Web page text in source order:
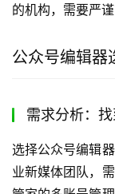
的机构，需要严
公众号编辑器
需求分析：
选择公众号编辑
业新媒体团队，